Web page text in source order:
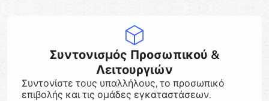
Συντονισμός Προσωπικού &
Λειτουργιών
Συντονίστε τους υπαλλήλους, το προσωπικό
επιβολής και τις ομάδες εγκαταστάσεων.